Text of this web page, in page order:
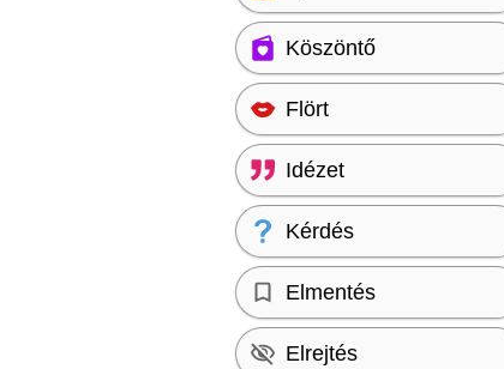
Köszöntő
Flört
Idézet
Kérdés
Elmentés
Elrejtés